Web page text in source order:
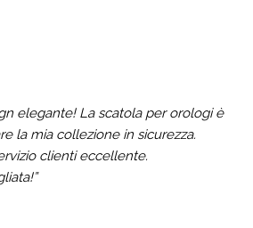
elegante! La scatola per orologi è
la mia collezione in sicurezza.
clienti eccellente.